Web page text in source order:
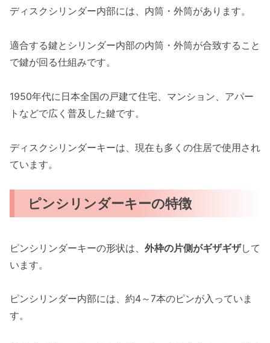
ディスクシリンダー内部には、内筒・外筒があります。
適合する鍵とシリンダー内部の内筒・外筒が合致すること
で鍵が回る仕組みです。
1950年代に日本全国の戸建て住宅、マンション、アパー
トなどで広く普及した鍵です。
ディスクシリンダーキーは、現在も多くの住居で使用され
ています。
ピンシリンダーキーの特徴
ピンシリンダーキーの形状は、 外枠の片側がギザギザして
います。
ピンシリンダー内部には、約4～7本のピンが入っていま
す。